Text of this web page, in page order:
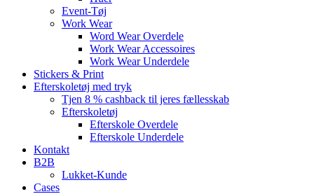
Event-Tøj
Work Wear
Word Wear Overdele
Work Wear Accessoires
Work Wear Underdele
Stickers & Print
Efterskoletøj med tryk
Tjen 8 % cashback til jeres fællesskab
Efterskoletøj
Efterskole Overdele
Efterskole Underdele
Kontakt
B2B
Lukket-Kunde
Cases